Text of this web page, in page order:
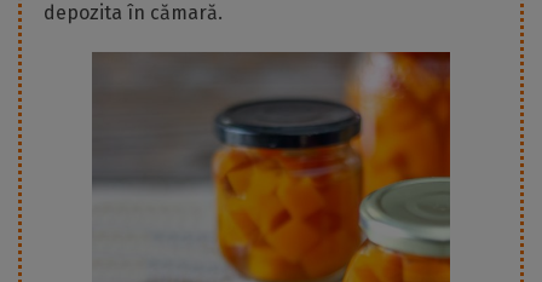
depozita în cămară.